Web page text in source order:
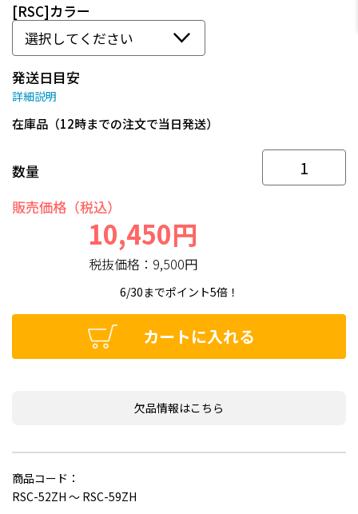
[RSC]カラー
発送日目安
詳細説明
在庫品（12時までの注文で当日発送）
数量
販売価格（税込）
10,450円
税抜価格： 9,500円
6/30までポイント5倍！
カートに入れる
欠品情報はこちら
商品コード：
RSC-52ZH ～ RSC-59ZH